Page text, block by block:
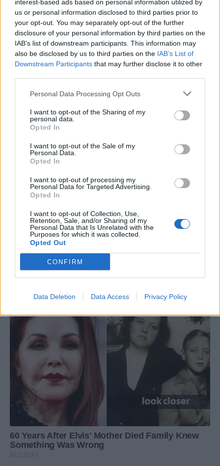
interest-based ads based on personal information utilized by
us or personal information disclosed to third parties prior to
your opt-out. You may separately opt-out of the further
disclosure of your personal information by third parties on the
IAB’s list of downstream participants. This information may
also be disclosed by us to third parties on the IAB’s List of
Downstream Participants that may further disclose it to other
Personal Data Processing Opt Outs
I want to opt-out of the Sharing of my
personal data.
Opted In
I want to opt-out of the Sale of my
Personal Data.
Opted In
I want to opt-out of processing my
Personal Data for Targeted Advertising.
Opted In
I want to opt-out of Collection, Use,
Retention, Sale, and/or Sharing of my
Personal Data that Is Unrelated with the
Purposes for which it was collected.
Opted Out
CONFIRM
Data Deletion Data Access Privacy Policy